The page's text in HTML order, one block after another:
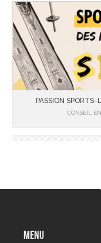
PASSION SPORTS-
CONSEIL
menu